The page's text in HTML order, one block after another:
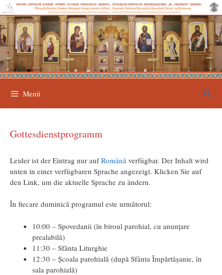
Zum
Inhalt
springen
Menü
Gottesdienstprogramm
Leider ist der Eintrag nur aufRomână verfügbar. Der Inhalt wird
unten in einer verfügbaren Sprache angezeigt. Klicken Sie auf
den Link, um die aktuelle Sprache zu ändern.
În fiecare duminică programul este următorul:
10:00 – Spovedanii (în biroul parohial, cu anunțare
prealabilă)
11:30 – Sfânta Liturghie
12:30 – Școala parohială (după Sfânta Împărtășanie, în
sala parohială)